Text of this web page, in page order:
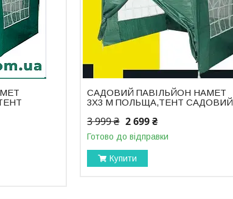
САДОВИЙ ПАВІЛЬЙОН НАМЕТ
3Х3 М ПОЛЬЩА,ТЕНТ САДОВИЙ
3 999 ₴ 2 699 ₴
Готово до відправки
Купити